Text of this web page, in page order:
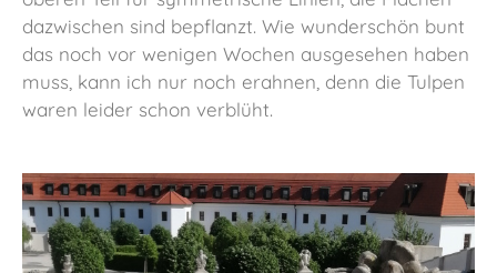
dazwischen sind bepflanzt. Wie wunderschön bunt
das noch vor wenigen Wochen ausgesehen haben
muss, kann ich nur noch erahnen, denn die Tulpen
waren leider schon verblüht.